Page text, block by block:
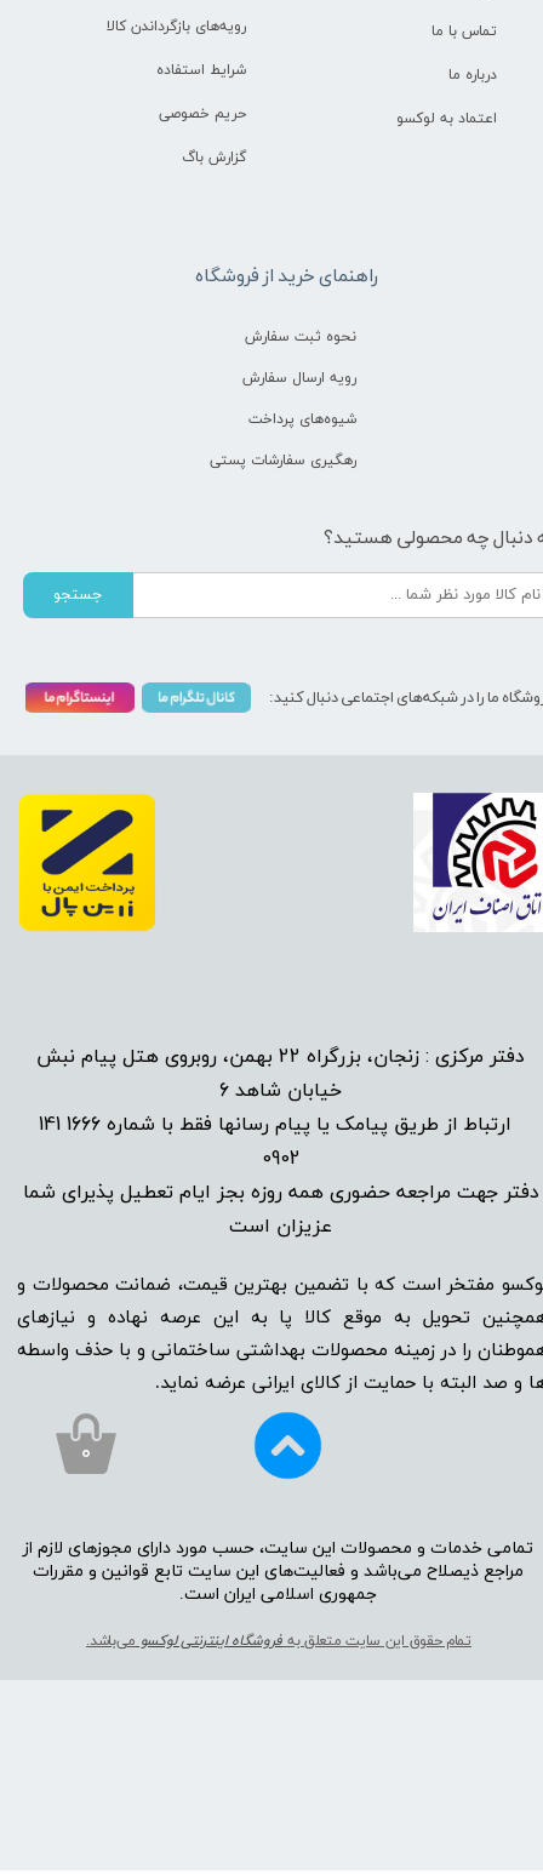
دفتر مرکزی : زنجان، بزرگراه 22 بهمن، روبروی هتل پیام نبش
خیابان شاهد 6
ارتباط از طریق پیامک یا پیام رسانها فقط با شماره
1666 141
0902
دفتر جهت مراجعه حضوری همه روزه بجز ایام تعطیل پذیرای شما
عزیزان است​​​​​​​
مفتخر است که با تضمین بهترین قیمت، ضمانت محصولات و
تحویل به موقع کالا پا به این عرصه نهاده و نیاز‌‌‌‌‌‌‌‌های
را در زمینه‌‌‌ محصولات بهداشتی ساختمانی و با حذف واسطه
و صد البته با حمایت از کالای ایرانی عرضه نماید.
تمامی خدمات و محصولات این سایت، حسب مورد دارای مجوز‌‌‌‌های لازم از
مراجع ذیصلاح می‌باشد و فعالیت‌‌‌‌های این سایت تابع قوانین و مقررات
جمهوری اسلامی ایران است.​​​​​​​
تمام حقوق این سایت متعلق بهفروشگاه اینترنتی لوکسومی‌باشد.
راهنمای خرید از فروشگاه
نحوه ثبت سفارش
رویه ارسال سفارش
شیوه‌های پرداخت
رهگیری سفارشات پستی
رویه‌های بازگرداندن کالا
شرایط استفاده
حریم خصوصی
گزارش باگ
تماس با ما
درباره ما
اعتماد به لوکسو
دنبال چه محصولی هستید؟
جستجو
ما را در شبکه‌های اجتماعی دنبال کنید:
۰